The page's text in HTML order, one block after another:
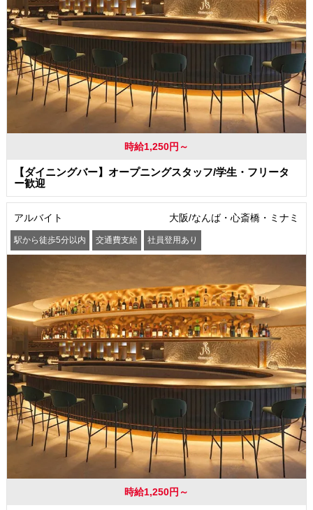
時給1,250円～
【ダイニングバー】オープニングスタッフ/学生・フリータ
ー歓迎
アルバイト 大阪/なんば・心斎橋・ミナミ
駅から徒歩5分以内 交通費支給 社員登用あり
時給1,250円～